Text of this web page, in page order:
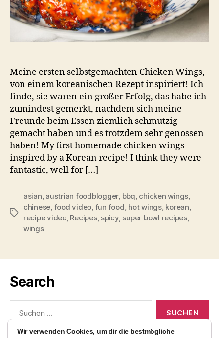
Meine ersten selbstgemachten Chicken Wings,
von einem koreanischen Rezept inspiriert! Ich
finde, sie waren ein großer Erfolg, das habe ich
zumindest gemerkt, nachdem sich meine
Freunde beim Essen ziemlich schmutzig
gemacht haben und es trotzdem sehr genossen
haben! My first homemade chicken wings
inspired by a Korean recipe! I think they were
fantastic, well for […]
Schlagwörter
asian, austrian foodblogger, bbq, chicken wings,
chinese, food video, fun food, hot wings, korean,
recipe video, Recipes, spicy, super bowl recipes,
wings
Search
nach:
Wir verwenden Cookies, um dir die bestmögliche